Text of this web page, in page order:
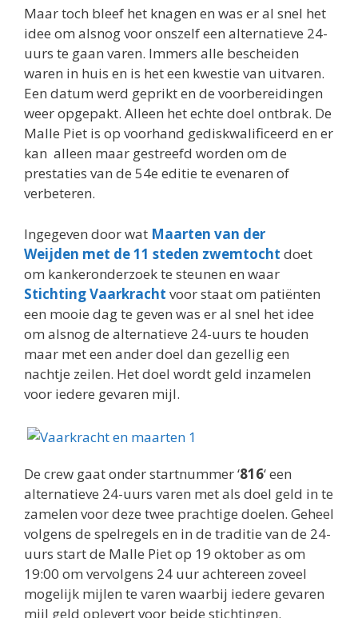
Maar toch bleef het knagen en was er al snel het
idee om alsnog voor onszelf een alternatieve 24-
uurs te gaan varen. Immers alle bescheiden
waren in huis en is het een kwestie van uitvaren.
Een datum werd geprikt en de voorbereidingen
weer opgepakt. Alleen het echte doel ontbrak. De
Malle Piet is op voorhand gediskwalificeerd en er
kan alleen maar gestreefd worden om de
prestaties van de 54e editie te evenaren of
verbeteren.
Ingegeven door wat Maarten van der
Weijden met de 11 steden zwemtocht doet
om kankeronderzoek te steunen en waar
Stichting Vaarkracht voor staat om patiënten
een mooie dag te geven was er al snel het idee
om alsnog de alternatieve 24-uurs te houden
maar met een ander doel dan gezellig een
nachtje zeilen. Het doel wordt geld inzamelen
voor iedere gevaren mijl.
De crew gaat onder startnummer ‘816‘ een
alternatieve 24-uurs varen met als doel geld in te
zamelen voor deze twee prachtige doelen. Geheel
volgens de spelregels en in de traditie van de 24-
uurs start de Malle Piet op 19 oktober as om
19:00 om vervolgens 24 uur achtereen zoveel
mogelijk mijlen te varen waarbij iedere gevaren
mijl geld oplevert voor beide stichtingen.